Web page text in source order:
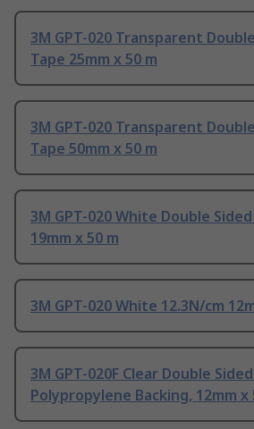
3M GPT-020 Transparent
Tape 25mm x 50 m
3M GPT-020 Transparent
Tape 50mm x 50 m
3M GPT-020 White Double
19mm x 50 m
3M GPT-020 White 12.3N/cm
3M GPT-020F Clear Double
Polypropylene Backing, 12mm x